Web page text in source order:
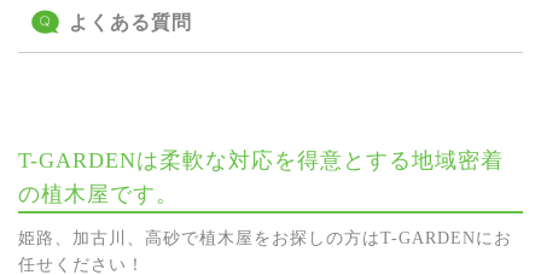
よくある質問
T-GARDENは柔軟な対応を得意とする地域密着
の植木屋です。
姫路、加古川、高砂で植木屋をお探しの方はT-GARDENにお
任せください！